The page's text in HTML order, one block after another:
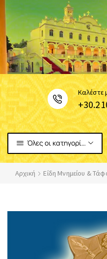
Καλέστε
Όλες οι κατηγορίες
Αρχική Είδη Μνημείου &